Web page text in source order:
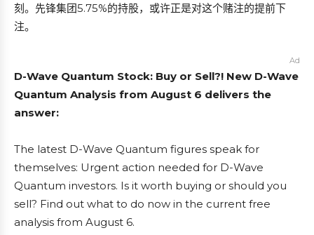
刻。先锋集团5.75%的持股，或许正是对这个赌注的提前下
注。
Ad
D-Wave Quantum Stock: Buy or Sell?! New D-Wave
Quantum Analysis from August 6 delivers the
answer:
The latest D-Wave Quantum figures speak for
themselves: Urgent action needed for D-Wave
Quantum investors. Is it worth buying or should you
sell? Find out what to do now in the current free
analysis from August 6.